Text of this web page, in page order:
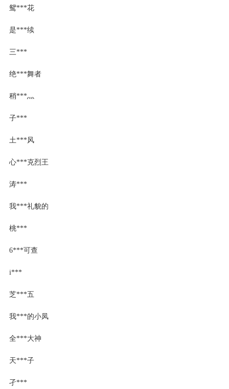
鸳***花
是***续
三***
绝***舞者
稍***灬
子***
土***风
心***克烈王
涛***
我***礼貌的
桃***
6***可查
i***
芝***五
我***的小凤
全***大神
天***子
孑***